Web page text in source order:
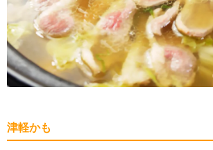
津軽かも